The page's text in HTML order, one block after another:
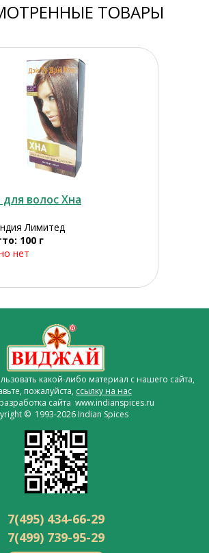
ТОВАРЫ
для волос Хна
Лимитед
100 г
нет
какой-либо материал с нашего сайта,
пожалуйста, ссылку на нас
сайта www.indianspices.ru
© 1993-2026 Indian Spices
7(495) 434-66-29
7(499) 739-95-29